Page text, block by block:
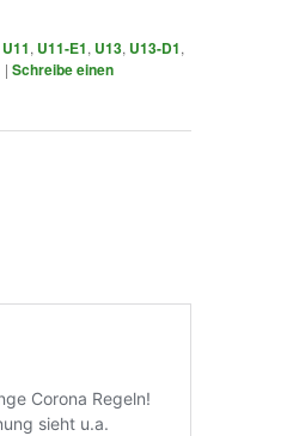
U11, U11-E1, U13, U13-D1,
| Schreibe einen